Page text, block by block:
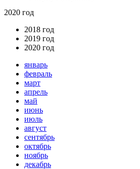
2020 год
2018 год
2019 год
2020 год
январь
февраль
март
апрель
май
июнь
июль
август
сентябрь
октябрь
ноябрь
декабрь